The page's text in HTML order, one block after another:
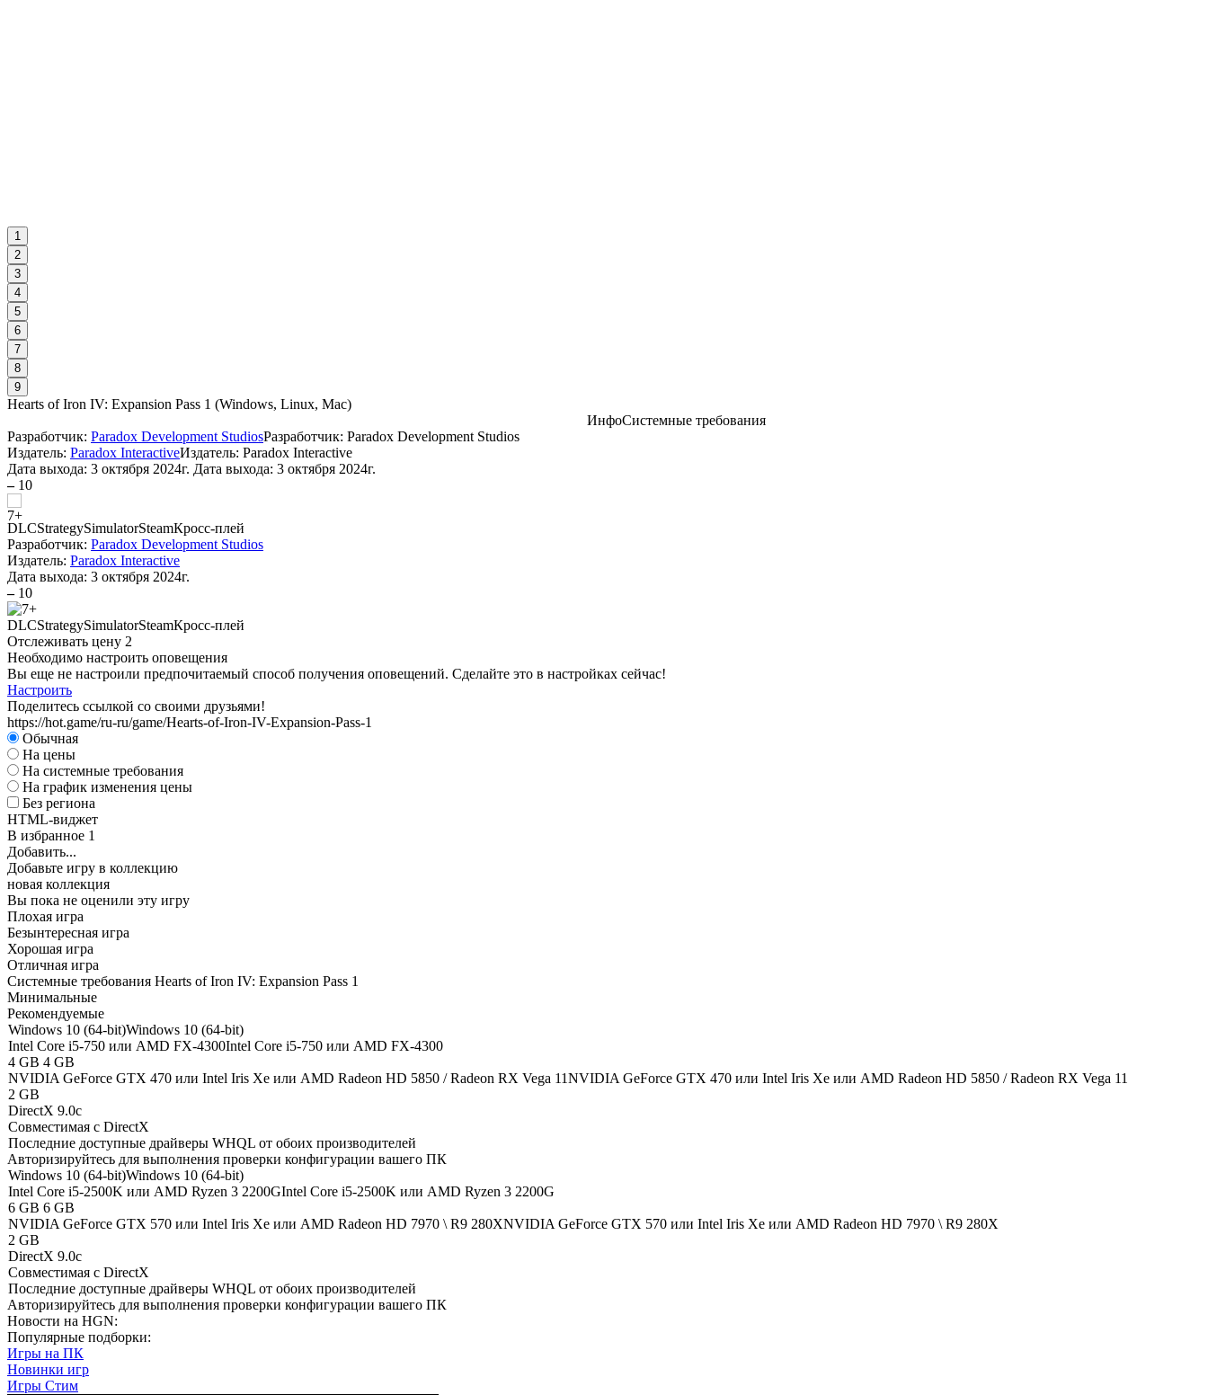
1
2
3
4
5
6
7
8
9
Hearts of Iron IV: Expansion Pass 1 (Windows, Linux, Mac)
ИнфоСистемные требования
Разработчик: Paradox Development StudiosРазработчик: Paradox Development Studios
Издатель: Paradox InteractiveИздатель: Paradox Interactive
Дата выхода: 3 октября 2024г. Дата выхода: 3 октября 2024г.
– 10
DLCStrategySimulatorSteamКросс-плей
Разработчик: Paradox Development Studios
Издатель: Paradox Interactive
Дата выхода: 3 октября 2024г.
– 10
DLCStrategySimulatorSteamКросс-плей
Отслеживать цену 2
Необходимо настроить оповещения
Вы еще не настроили предпочитаемый способ получения оповещений. Сделайте это в настройках сейчас!
Настроить
Поделитесь ссылкой со своими друзьями!
https://hot.game/ru-ru/game/Hearts-of-Iron-IV-Expansion-Pass-1
Обычная
На цены
На системные требования
На график изменения цены
Без региона
HTML-виджет
В избранное 1
Добавить...
Добавьте игру в коллекцию
новая коллекция
Вы пока не оценили эту игру
Плохая игра
Безынтересная игра
Хорошая игра
Отличная игра
Системные требования Hearts of Iron IV: Expansion Pass 1
Минимальные
Рекомендуемые
Windows 10 (64-bit)Windows 10 (64-bit)
Intel Core i5-750 или AMD FX-4300Intel Core i5-750 или AMD FX-4300
4 GB 4 GB
NVIDIA GeForce GTX 470 или Intel Iris Xe или AMD Radeon HD 5850 / Radeon RX Vega 11NVIDIA GeForce GTX 470 или Intel Iris Xe или AMD Radeon HD 5850 / Radeon RX Vega 11
2 GB
DirectX 9.0c
Совместимая с DirectX
Последние доступные драйверы WHQL от обоих производителей
Авторизируйтесь для выполнения проверки конфигурации вашего ПК
Windows 10 (64-bit)Windows 10 (64-bit)
Intel Core i5-2500K или AMD Ryzen 3 2200GIntel Core i5-2500K или AMD Ryzen 3 2200G
6 GB 6 GB
NVIDIA GeForce GTX 570 или Intel Iris Xe или AMD Radeon HD 7970 \ R9 280XNVIDIA GeForce GTX 570 или Intel Iris Xe или AMD Radeon HD 7970 \ R9 280X
2 GB
DirectX 9.0c
Совместимая с DirectX
Последние доступные драйверы WHQL от обоих производителей
Авторизируйтесь для выполнения проверки конфигурации вашего ПК
Новости на HGN:
Популярные подборки:
Игры на ПК
Новинки игр
Игры Стим